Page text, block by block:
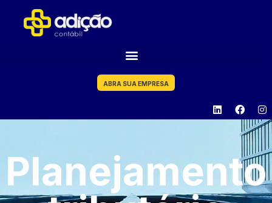
ABRA SUA EMPRESA
Planejamento